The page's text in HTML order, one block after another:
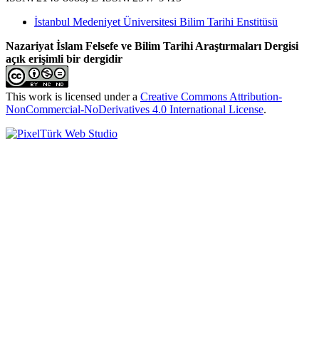
İstanbul Medeniyet Üniversitesi Bilim Tarihi Enstitüsü
Nazariyat İslam Felsefe ve Bilim Tarihi Araştırmaları Dergisi
açık erişimli bir dergidir
This work is licensed under a Creative Commons Attribution-
NonCommercial-NoDerivatives 4.0 International License.